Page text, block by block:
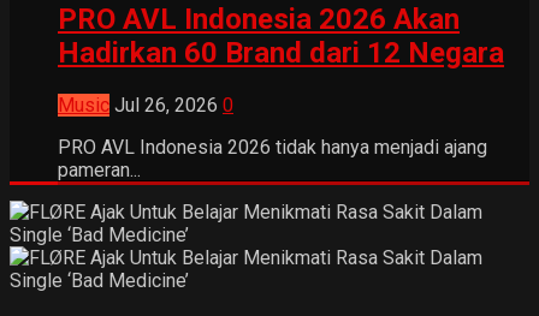
PRO AVL Indonesia 2026 Akan
Hadirkan 60 Brand dari 12 Negara
Music Jul 26, 2026 0
PRO AVL Indonesia 2026 tidak hanya menjadi ajang
pameran...